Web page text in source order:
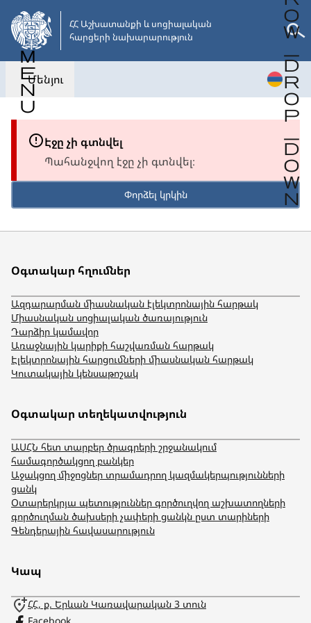
Անցնել
հիմնական
բովանդակությանը
ՀՀ Աշխատանքի և սոցիալական
հարցերի նախարարություն
Մենյու
Էջը չի գտնվել
Պահանջվող էջը չի գտնվել։
Փորձել կրկին
Օգտակար հղումներ
Ազդարարման միասնական էլեկտրոնային հարթակ
Միասնական սոցիալական ծառայություն
Դարձիր կամավոր
Առաջնային կարիքի հաշվառման հարթակ
Էլեկտրոնային հարցումների միասնական հարթակ
Կուտակային կենսաթոշակ
Օգտակար տեղեկատվություն
ԱՍՀՆ հետ տարբեր ծրագրերի շրջանակում
համագործակցող բանկեր
Աջակցող միջոցներ տրամադրող կազմակերպությունների
ցանկ
Օտարերկրյա պետություններ գործուղվող աշխատողների
գործուղման ծախսերի չափերի ցանկն ըստ տարիների
Գենդերային հավասարություն
Կապ
ՀՀ, ք. Երևան Կառավարական 3 տուն